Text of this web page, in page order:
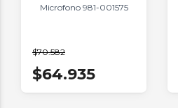
Microfono 981-001575
$70.582
$64.935